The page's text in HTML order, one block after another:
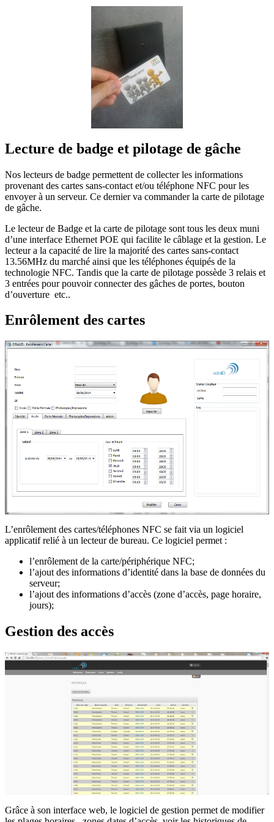
Lecture de badge et pilotage de gâche
Nos lecteurs de badge permettent de collecter les informations
provenant des cartes sans-contact et/ou téléphone NFC pour les
envoyer à un serveur. Ce dernier va commander la carte de pilotage
de gâche.
Le lecteur de Badge et la carte de pilotage sont tous les deux muni
d’une interface Ethernet POE qui facilite le câblage et la gestion. Le
lecteur a la capacité de lire la majorité des cartes sans-contact
13.56MHz du marché ainsi que les téléphones équipés de la
technologie NFC. Tandis que la carte de pilotage possède 3 relais et
3 entrées pour pouvoir connecter des gâches de portes, bouton
d’ouverture etc..
Enrôlement des cartes
L’enrôlement des cartes/téléphones NFC se fait via un logiciel
applicatif relié à un lecteur de bureau. Ce logiciel permet :
l’enrôlement de la carte/périphérique NFC;
l’ajout des informations d’identité dans la base de données du
serveur;
l’ajout des informations d’accès (zone d’accès, page horaire,
jours);
Gestion des accès
Grâce à son interface web, le logiciel de gestion permet de modifier